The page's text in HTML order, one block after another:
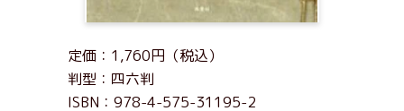
定価：1,760円（税込）
判型：四六判
ISBN：978-4-575-31195-2